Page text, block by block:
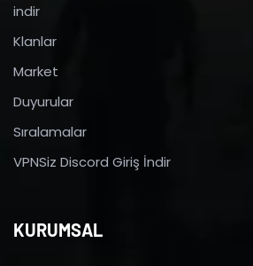
indir
Klanlar
Market
Duyurular
Sıralamalar
VPNSiz Discord Giriş İndir
KURUMSAL